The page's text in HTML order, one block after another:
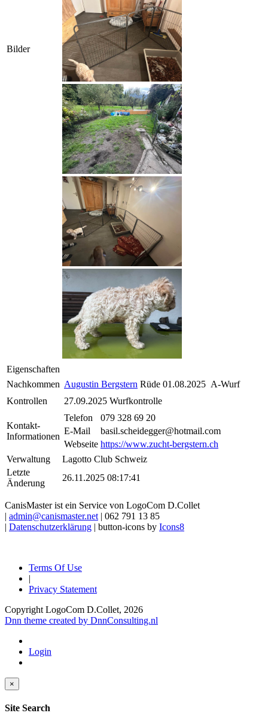
Bilder
Eigenschaften
Nachkommen Augustin Bergstern Rüde 01.08.2025 A-Wurf
Kontrollen
27.09.2025 Wurfkontrolle
Kontakt-
Informationen
Telefon
079 328 69 20
E-Mail
basil.scheidegger@hotmail.com
Webseite https://www.zucht-bergstern.ch
Verwaltung
Lagotto Club Schweiz
Letzte
Änderung
26.11.2025 08:17:41
CanisMaster ist ein Service von LogoCom D.Collet
| admin@canismaster.net | 062 791 13 85
| Datenschutzerklärung | button-icons by Icons8
Terms Of Use
|
Privacy Statement
Copyright LogoCom D.Collet, 2026
Dnn theme created by DnnConsulting.nl
Login
×
Site Search